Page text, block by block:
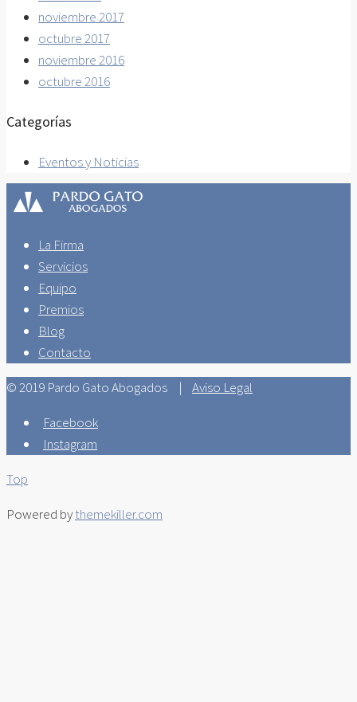
noviembre 2017
octubre 2017
noviembre 2016
octubre 2016
Categorías
Eventos y Noticias
La Firma
Servicios
Equipo
Premios
Blog
Contacto
© 2019 Pardo Gato Abogados | Aviso Legal
Facebook
Instagram
Top
Powered bythemekiller.com